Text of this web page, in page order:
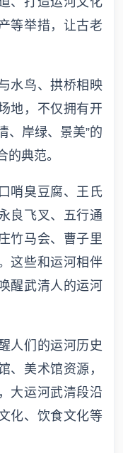
等举措，让古老
水鸟、拱桥相映
地，不仅拥有开
、岸绿、景美”的
的典范。
哨臭豆腐、王氏
良飞叉、五行通
竹马会、曹子里
这些和运河相伴
醒武清人的运河
人们的运河历史
、美术馆资源，
大运河武清段沿
化、饮食文化等